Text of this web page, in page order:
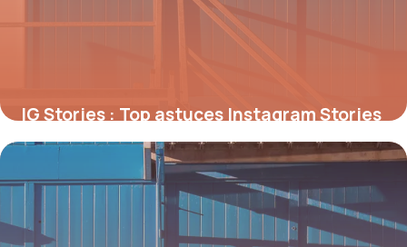
IG Stories : Top astuces Instagram Stories
2026